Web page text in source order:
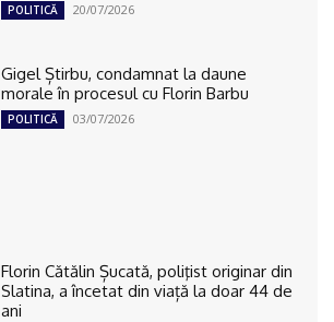
POLITICĂ 20/07/2026
Gigel Știrbu, condamnat la daune
morale în procesul cu Florin Barbu
POLITICĂ 03/07/2026
Florin Cătălin Șucată, poliţist originar din
Slatina, a încetat din viață la doar 44 de
ani